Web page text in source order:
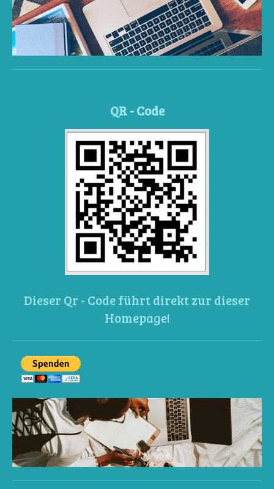
QR - Code
Dieser Qr - Code führt direkt zur dieser
Homepage!